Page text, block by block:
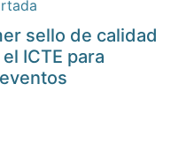
sello de calidad
ICTE para